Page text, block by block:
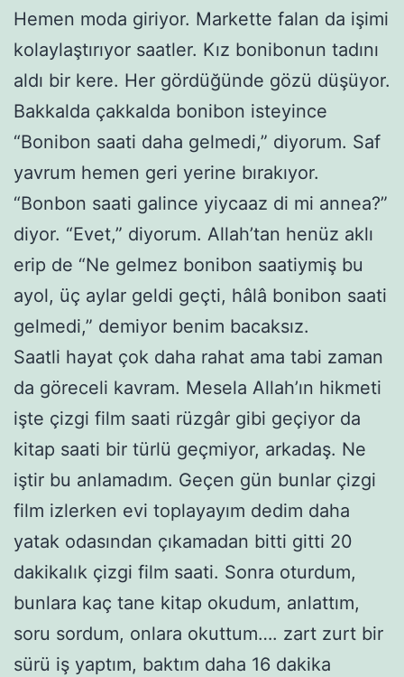
Hemen moda giriyor. Markette falan da işimi
kolaylaştırıyor saatler. Kız bonibonun tadını
aldı bir kere. Her gördüğünde gözü düşüyor.
Bakkalda çakkalda bonibon isteyince
“Bonibon saati daha gelmedi,” diyorum. Saf
yavrum hemen geri yerine bırakıyor.
“Bonbon saati galince yiycaaz di mi annea?”
diyor. “Evet,” diyorum. Allah’tan henüz aklı
erip de “Ne gelmez bonibon saatiymiş bu
ayol, üç aylar geldi geçti, hâlâ bonibon saati
gelmedi,” demiyor benim bacaksız.
Saatli hayat çok daha rahat ama tabi zaman
da göreceli kavram. Mesela Allah’ın hikmeti
işte çizgi film saati rüzgâr gibi geçiyor da
kitap saati bir türlü geçmiyor, arkadaş. Ne
iştir bu anlamadım. Geçen gün bunlar çizgi
film izlerken evi toplayayım dedim daha
yatak odasından çıkamadan bitti gitti 20
dakikalık çizgi film saati. Sonra oturdum,
bunlara kaç tane kitap okudum, anlattım,
soru sordum, onlara okuttum…. zart zurt bir
sürü iş yaptım, baktım daha 16 dakika